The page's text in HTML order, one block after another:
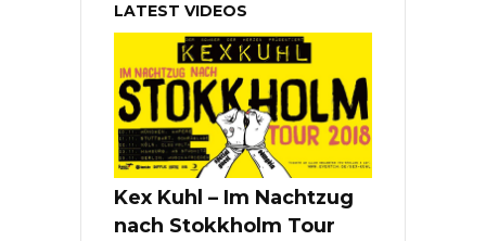
LATEST VIDEOS
Kex Kuhl – Im Nachtzug
nach Stokkholm Tour